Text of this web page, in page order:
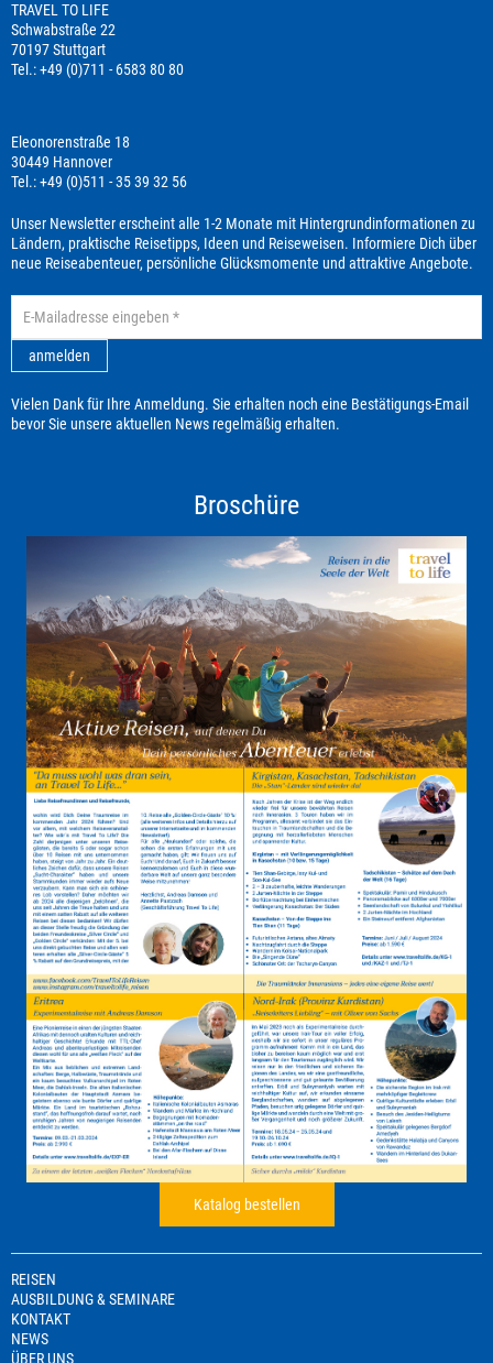
TRAVEL TO LIFE
Schwabstraße 22
70197 Stuttgart
Tel.: +49 (0)711 - 6583 80 80
Eleonorenstraße 18
30449 Hannover
Tel.: +49 (0)511 - 35 39 32 56
Unser Newsletter erscheint alle 1-2 Monate mit Hintergrundinformationen zu
Ländern, praktische Reisetipps, Ideen und Reiseweisen. Informiere Dich über
neue Reiseabenteuer, persönliche Glücksmomente und attraktive Angebote.
anmelden
Vielen Dank für Ihre Anmeldung. Sie erhalten noch eine Bestätigungs-Email
bevor Sie unsere aktuellen News regelmäßig erhalten.
Broschüre
Katalog bestellen
REISEN
AUSBILDUNG & SEMINARE
KONTAKT
NEWS
ÜBER UNS